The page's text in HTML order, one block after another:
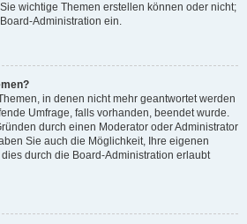
wichtige Themen erstellen können oder nicht;
Administration ein.
in denen nicht mehr geantwortet werden
Umfrage, falls vorhanden, beendet wurde.
durch einen Moderator oder Administrator
Sie auch die Möglichkeit, Ihre eigenen
durch die Board-Administration erlaubt